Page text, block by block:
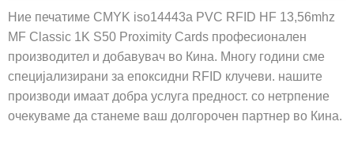
Ние печатиме CMYK iso14443a PVC RFID HF 13,56mhz
MF Classic 1K S50 Proximity Cards професионален
производител и добавувач во Кина. Многу години сме
специјализирани за епоксидни RFID клучеви. нашите
производи имаат добра услуга предност. со нетрпение
очекуваме да станеме ваш долгорочен партнер во Кина.